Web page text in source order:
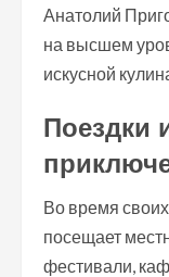
Анатолий
на высшем
искусной
Поездки
Во время
посещает
фестивали,